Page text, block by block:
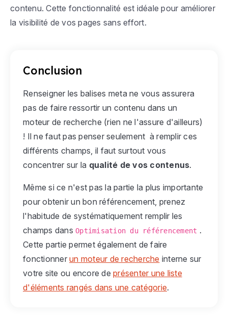
contenu. Cette fonctionnalité est idéale pour améliorer
la visibilité de vos pages sans effort.
Conclusion
Renseigner les balises meta ne vous assurera
pas de faire ressortir un contenu dans un
moteur de recherche (rien ne l'assure d'ailleurs)
! Il ne faut pas penser seulement à remplir ces
différents champs, il faut surtout vous
concentrer sur la qualité de vos contenus.
Même si ce n'est pas la partie la plus importante
pour obtenir un bon référencement, prenez
l'habitude de systématiquement remplir les
champs dans Optimisation du référencement .
Cette partie permet également de faire
fonctionner un moteur de recherche interne sur
votre site ou encore de présenter une liste
d'éléments rangés dans une catégorie.